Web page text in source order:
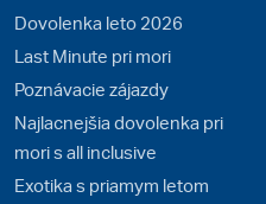
Dovolenka leto 2026
Last Minute pri mori
Poznávacie zájazdy
Najlacnejšia dovolenka pri
mori s all inclusive
Exotika s priamym letom